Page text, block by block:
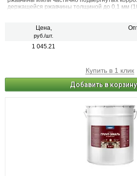
держащейся ржавчины толщиной до 0,1 мм
деревянным и другим поверхностям изделий,
атмосферным воздействиям и/или
высыхания не оказывает вредного
Цена,
руб./шт.
1 045.21
Купить в 1 клик
Добавить в корзину